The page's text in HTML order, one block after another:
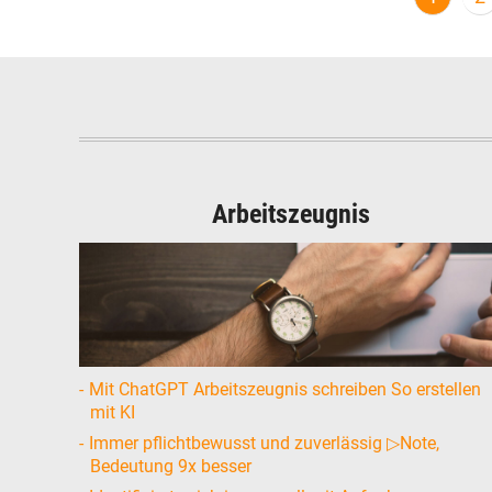
Arbeitszeugnis
Mit ChatGPT Arbeitszeugnis schreiben So erstellen
mit KI
Immer pflichtbewusst und zuverlässig ▷Note,
Bedeutung 9x besser